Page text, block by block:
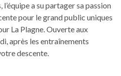
l’équipe a su partager sa passion
pour le grand public uniques
La Plagne. Ouverte aux
après les entraînements
descente.